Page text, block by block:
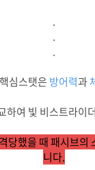
.
.
.
심스탯은 방어력과
하여 빛 비스트라이
당했을 때 패시브의
니다.